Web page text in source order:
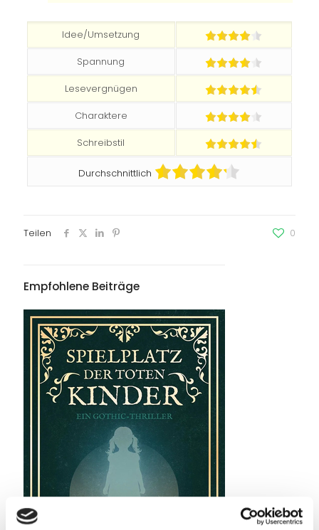
Idee/Umsetzung
Spannung
Lesevergnügen
Charaktere
Schreibstil
Durchschnittlich
Teilen 0
Empfohlene Beiträge